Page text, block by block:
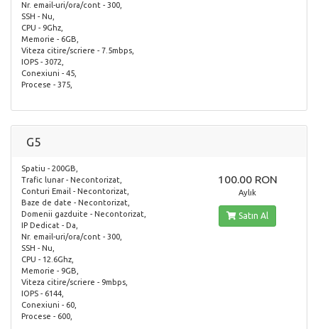
Nr. email-uri/ora/cont - 300,
SSH - Nu,
CPU - 9Ghz,
Memorie - 6GB,
Viteza citire/scriere - 7.5mbps,
IOPS - 3072,
Conexiuni - 45,
Procese - 375,
G5
Spatiu - 200GB,
Trafic lunar - Necontorizat,
Conturi Email - Necontorizat,
Baze de date - Necontorizat,
Domenii gazduite - Necontorizat,
IP Dedicat - Da,
Nr. email-uri/ora/cont - 300,
SSH - Nu,
CPU - 12.6Ghz,
Memorie - 9GB,
Viteza citire/scriere - 9mbps,
IOPS - 6144,
Conexiuni - 60,
Procese - 600,
100.00 RON
Aylık
Satın Al